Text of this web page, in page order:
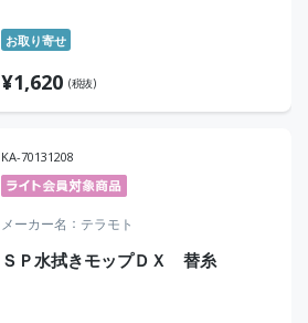
お取り寄せ
¥1,620 (税抜)
KA-70131208
メーカー名 テラモト
ＳＰ水拭きモップＤＸ 替糸